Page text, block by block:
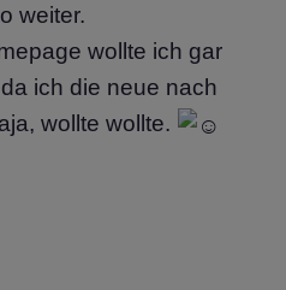
weiter.
wollte ich gar
ich die neue nach
wollte wollte.